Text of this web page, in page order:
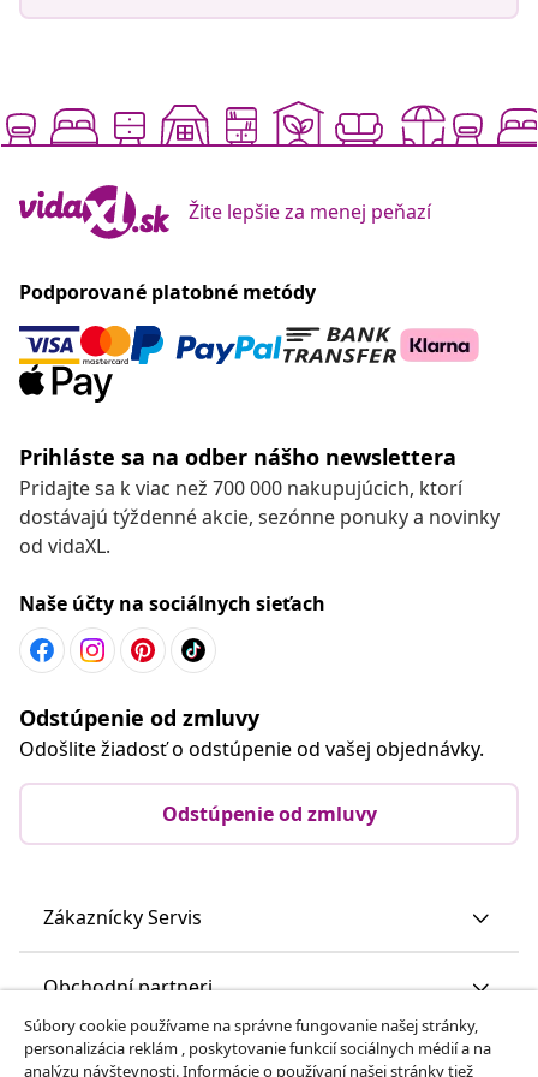
Žite lepšie za menej peňazí
Podporované platobné metódy
Prihláste sa na odber nášho newslettera
Pridajte sa k viac než 700 000 nakupujúcich, ktorí
dostávajú týždenné akcie, sezónne ponuky a novinky
od vidaXL.
Naše účty na sociálnych sieťach
Odstúpenie od zmluvy
Odošlite žiadosť o odstúpenie od vašej objednávky.
Odstúpenie od zmluvy
Zákaznícky Servis
Obchodní partneri
vidaXL
Súbory cookie používame na správne fungovanie našej stránky,
personalizácia reklám , poskytovanie funkcií sociálnych médií a na
analýzu návštevnosti. Informácie o používaní našej stránky tiež